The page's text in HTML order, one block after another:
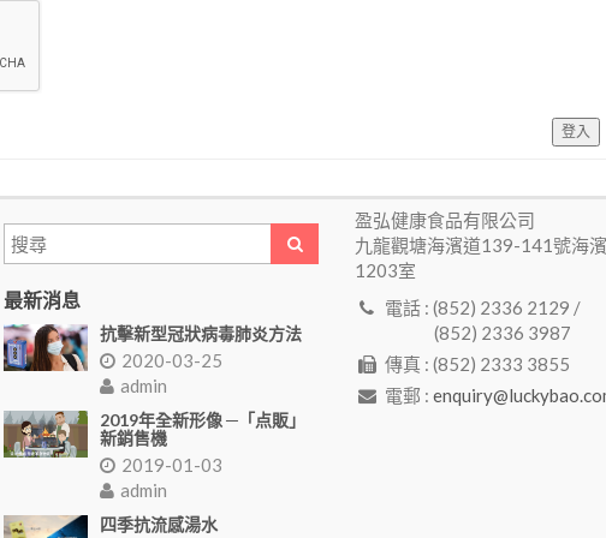
登入
最新消息
抗擊新型冠狀病毒肺炎方法
2020-03-25
admin
2019年全新形像 ─「点販」
新銷售機
2019-01-03
admin
四季抗流感湯水
盈弘健康食品有限公司
九龍觀塘海濱道139-141號海
1203室
電話 : (852) 2336 2129 /
(852) 2336 3987
傳真 : (852) 2333 3855
電郵 :